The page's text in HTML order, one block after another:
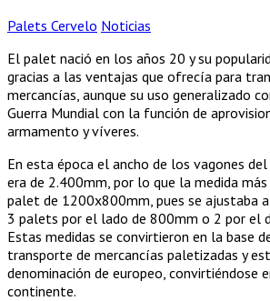
Palets Cervelo Noticias
El palet nació en los años 20 y su
gracias a las ventajas que ofrecía para
mercancías, aunque su uso generalizado
Guerra Mundial con la función de
armamento y víveres.
En esta época el ancho de los vagones
era de 2.400mm, por lo que la medida
palet de 1200x800mm, pues se ajustaba
3 palets por el lado de 800mm o 2 por el
Estas medidas se convirtieron en la base
transporte de mercancías paletizadas y
denominación de europeo, convirtiéndose
continente.